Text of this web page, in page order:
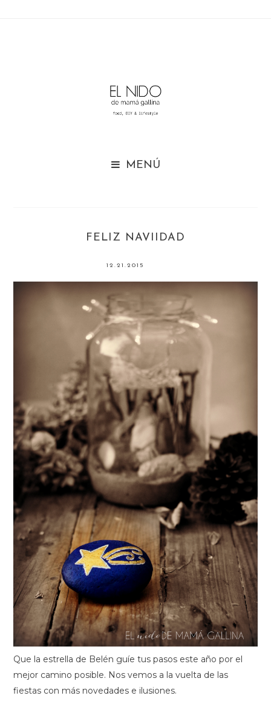

FELIZ NAVIIDAD
12.21.2015
Que la estrella de Belén guíe tus pasos este año por el
mejor camino posible. Nos vemos a la vuelta de las
fiestas con más novedades e ilusiones.